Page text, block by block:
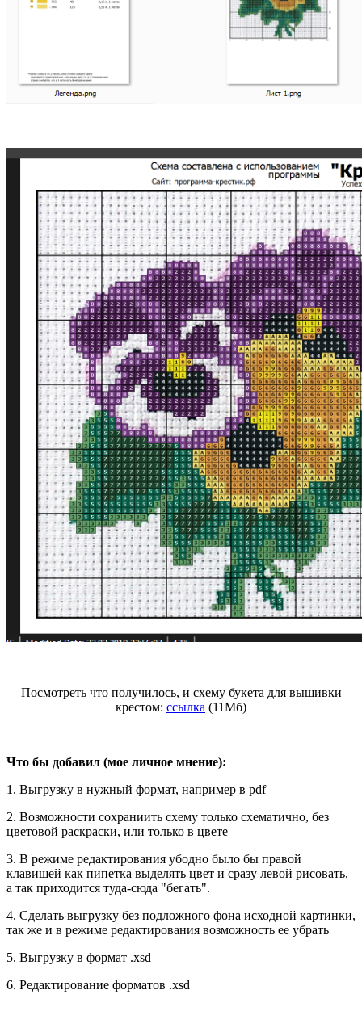
Посмотреть что получилось, и схему букета для вышивки
крестом: ссылка (11Мб)
Что бы добавил (мое личное мнение):
1. Выгрузку в нужный формат, например в pdf
2. Возможности сохраниить схему только схематично, без
цветовой раскраски, или только в цвете
3. В режиме редактирования убодно было бы правой
клавишей как пипетка выделять цвет и сразу левой рисовать,
а так приходится туда-сюда "бегать".
4. Сделать выгрузку без подложного фона исходной картинки,
так же и в режиме редактирования возможность ее убрать
5. Выгрузку в формат .xsd
6. Редактирование форматов .xsd